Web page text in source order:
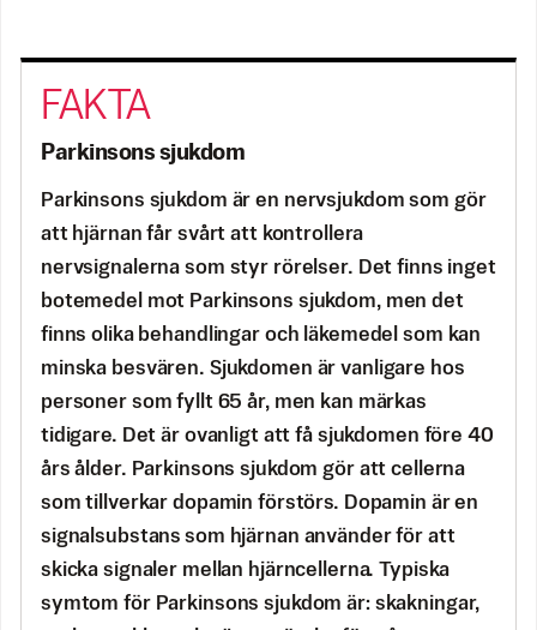
Parkinsons sjukdom
Parkinsons sjukdom är en nervsjukdom som gör
att hjärnan får svårt att kontrollera
nervsignalerna som styr rörelser. Det finns inget
botemedel mot Parkinsons sjukdom, men det
finns olika behandlingar och läkemedel som kan
minska besvären. Sjukdomen är vanligare hos
personer som fyllt 65 år, men kan märkas
tidigare. Det är ovanligt att få sjukdomen före 40
års ålder. Parkinsons sjukdom gör att cellerna
som tillverkar dopamin förstörs. Dopamin är en
signalsubstans som hjärnan använder för att
skicka signaler mellan hjärncellerna. Typiska
symtom för Parkinsons sjukdom är: skakningar,